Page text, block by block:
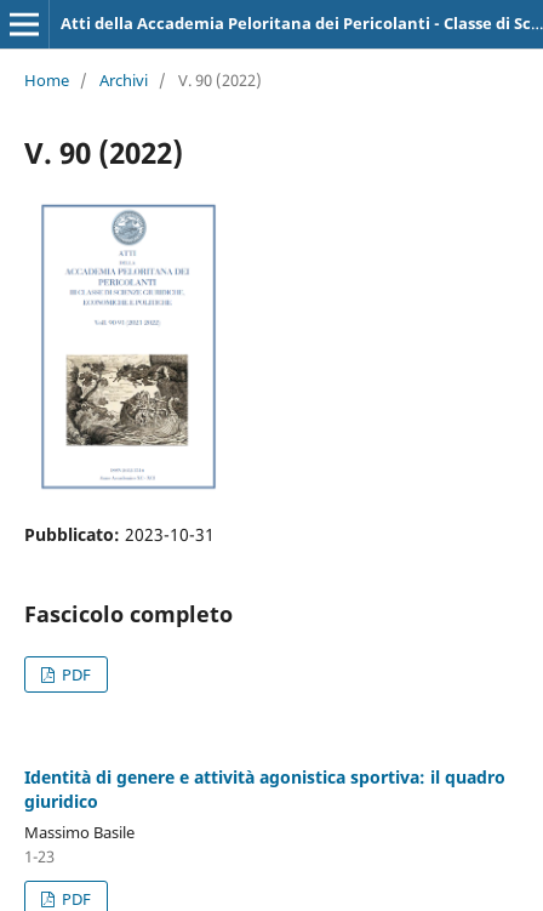
Atti della Accademia Peloritana dei Pericolanti - Classe di Scienze Giuridiche, Economiche e Politiche
Home / Archivi / V. 90 (2022)
V. 90 (2022)
Pubblicato: 2023-10-31
Fascicolo completo
PDF
Identità di genere e attività agonistica sportiva: il quadro
giuridico
Massimo Basile
1-23
PDF